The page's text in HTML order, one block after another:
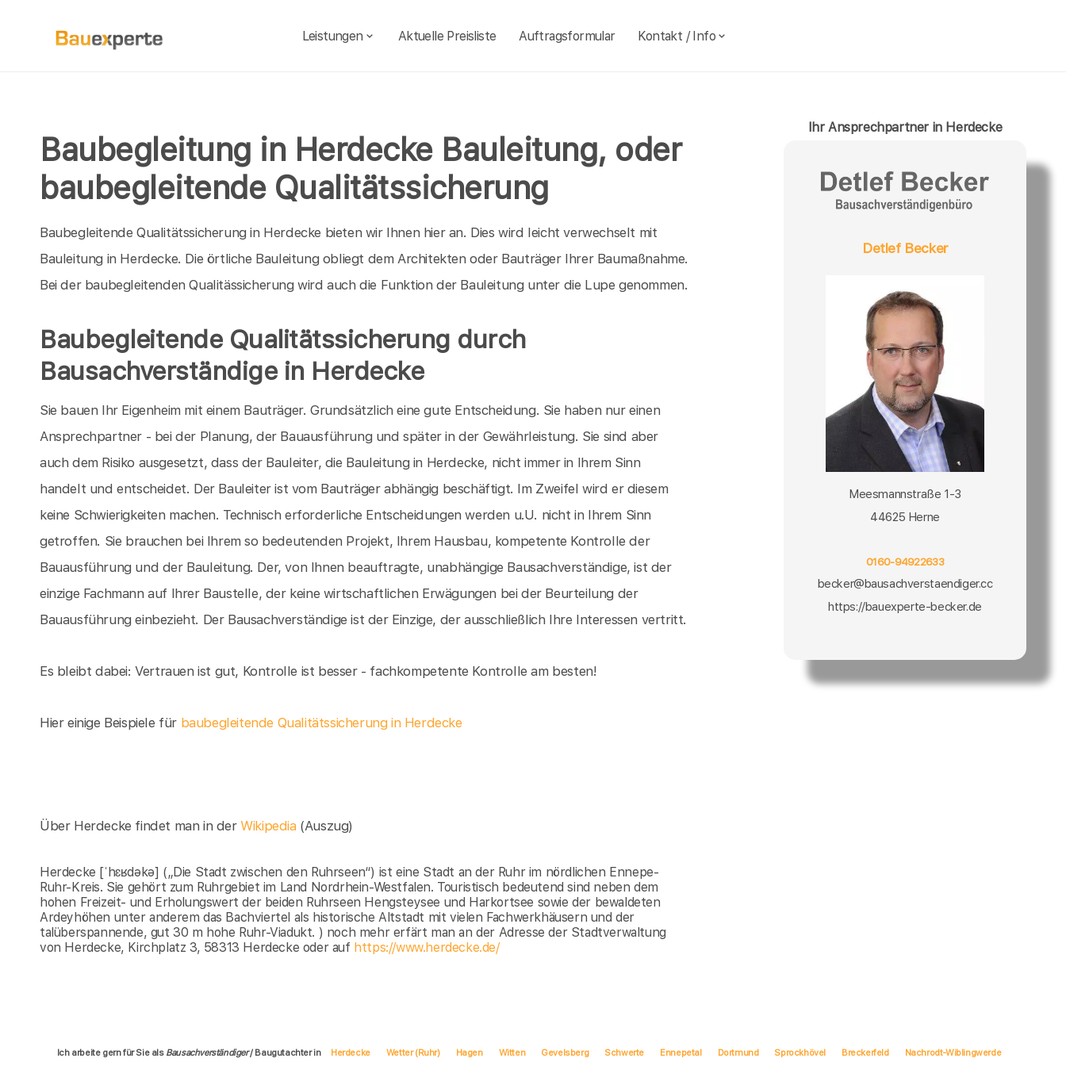
Leistungen Aktuelle Preisliste Auftragsformular Kontakt / Info
Baubegleitung in Herdecke Bauleitung, oder
baubegleitende Qualitätssicherung
Baubegleitende Qualitätssicherung in Herdecke bieten wir Ihnen hier an. Dies wird leicht verwechselt mit
Bauleitung in Herdecke. Die örtliche Bauleitung obliegt dem Architekten oder Bauträger Ihrer Baumaßnahme.
Bei der baubegleitenden Qualitässicherung wird auch die Funktion der Bauleitung unter die Lupe genommen.
Baubegleitende Qualitätssicherung durch
Bausachverständige in Herdecke
Sie bauen Ihr Eigenheim mit einem Bauträger. Grundsätzlich eine gute Entscheidung. Sie haben nur einen
Ansprechpartner - bei der Planung, der Bauausführung und später in der Gewährleistung. Sie sind aber
auch dem Risiko ausgesetzt, dass der Bauleiter, die Bauleitung in Herdecke, nicht immer in Ihrem Sinn
handelt und entscheidet. Der Bauleiter ist vom Bauträger abhängig beschäftigt. Im Zweifel wird er diesem
keine Schwierigkeiten machen. Technisch erforderliche Entscheidungen werden u.U. nicht in Ihrem Sinn
getroffen. Sie brauchen bei Ihrem so bedeutenden Projekt, Ihrem Hausbau, kompetente Kontrolle der
Bauausführung und der Bauleitung. Der, von Ihnen beauftragte, unabhängige Bausachverständige, ist der
einzige Fachmann auf Ihrer Baustelle, der keine wirtschaftlichen Erwägungen bei der Beurteilung der
Bauausführung einbezieht. Der Bausachverständige ist der Einzige, der ausschließlich Ihre Interessen vertritt.
Es bleibt dabei: Vertrauen ist gut, Kontrolle ist besser - fachkompetente Kontrolle am besten!
Hier einige Beispiele für baubegleitende Qualitätssicherung in Herdecke
Über Herdecke findet man in derWikipedia (Auszug)
Herdecke [ˈhɛʁdəkə] („Die Stadt zwischen den Ruhrseen“) ist eine Stadt an der Ruhr im nördlichen Ennepe-
Ruhr-Kreis. Sie gehört zum Ruhrgebiet im Land Nordrhein-Westfalen. Touristisch bedeutend sind neben dem
hohen Freizeit- und Erholungswert der beiden Ruhrseen Hengsteysee und Harkortsee sowie der bewaldeten
Ardeyhöhen unter anderem das Bachviertel als historische Altstadt mit vielen Fachwerkhäusern und der
talüberspannende, gut 30 m hohe Ruhr-Viadukt. ) noch mehr erfärt man an der Adresse der Stadtverwaltung
von Herdecke, Kirchplatz 3, 58313 Herdecke oder auf https://www.herdecke.de/
Ihr Ansprechpartner in Herdecke
Detlef Becker
Meesmannstraße 1-3
44625 Herne
0160-94922633
becker@bausachverstaendiger.cc
https://bauexperte-becker.de
Ich arbeite gern für Sie als Bausachverständiger/ Baugutachter in Herdecke Wetter (Ruhr) Hagen Witten Gevelsberg Schwerte Ennepetal Dortmund Sprockhövel Breckerfeld Nachrodt-Wiblingwerde